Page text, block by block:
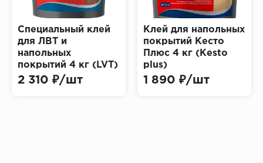
Специальный клей
для ЛВТ и
напольных
покрытий 4 кг (LVT)
2 310 ₽/шт
Клей для напольных
покрытий Кесто
Плюс 4 кг (Kesto
plus)
1 890 ₽/шт